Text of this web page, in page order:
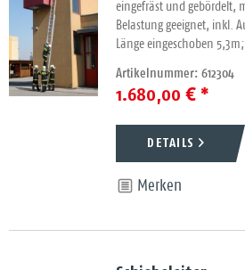
eingefräst und gebördelt,
Belastung geeignet, inkl.
Länge eingeschoben
Artikelnummer: 612304
1.680,00 € *
DETAILS
Merken